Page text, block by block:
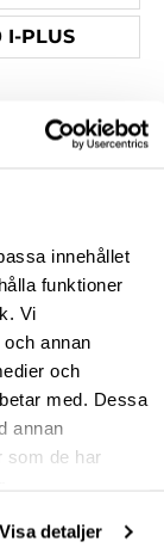
innehållet
funktioner
Vi
annan
och
med. Dessa
annan
som de har
Visa detaljer
I-PLUS